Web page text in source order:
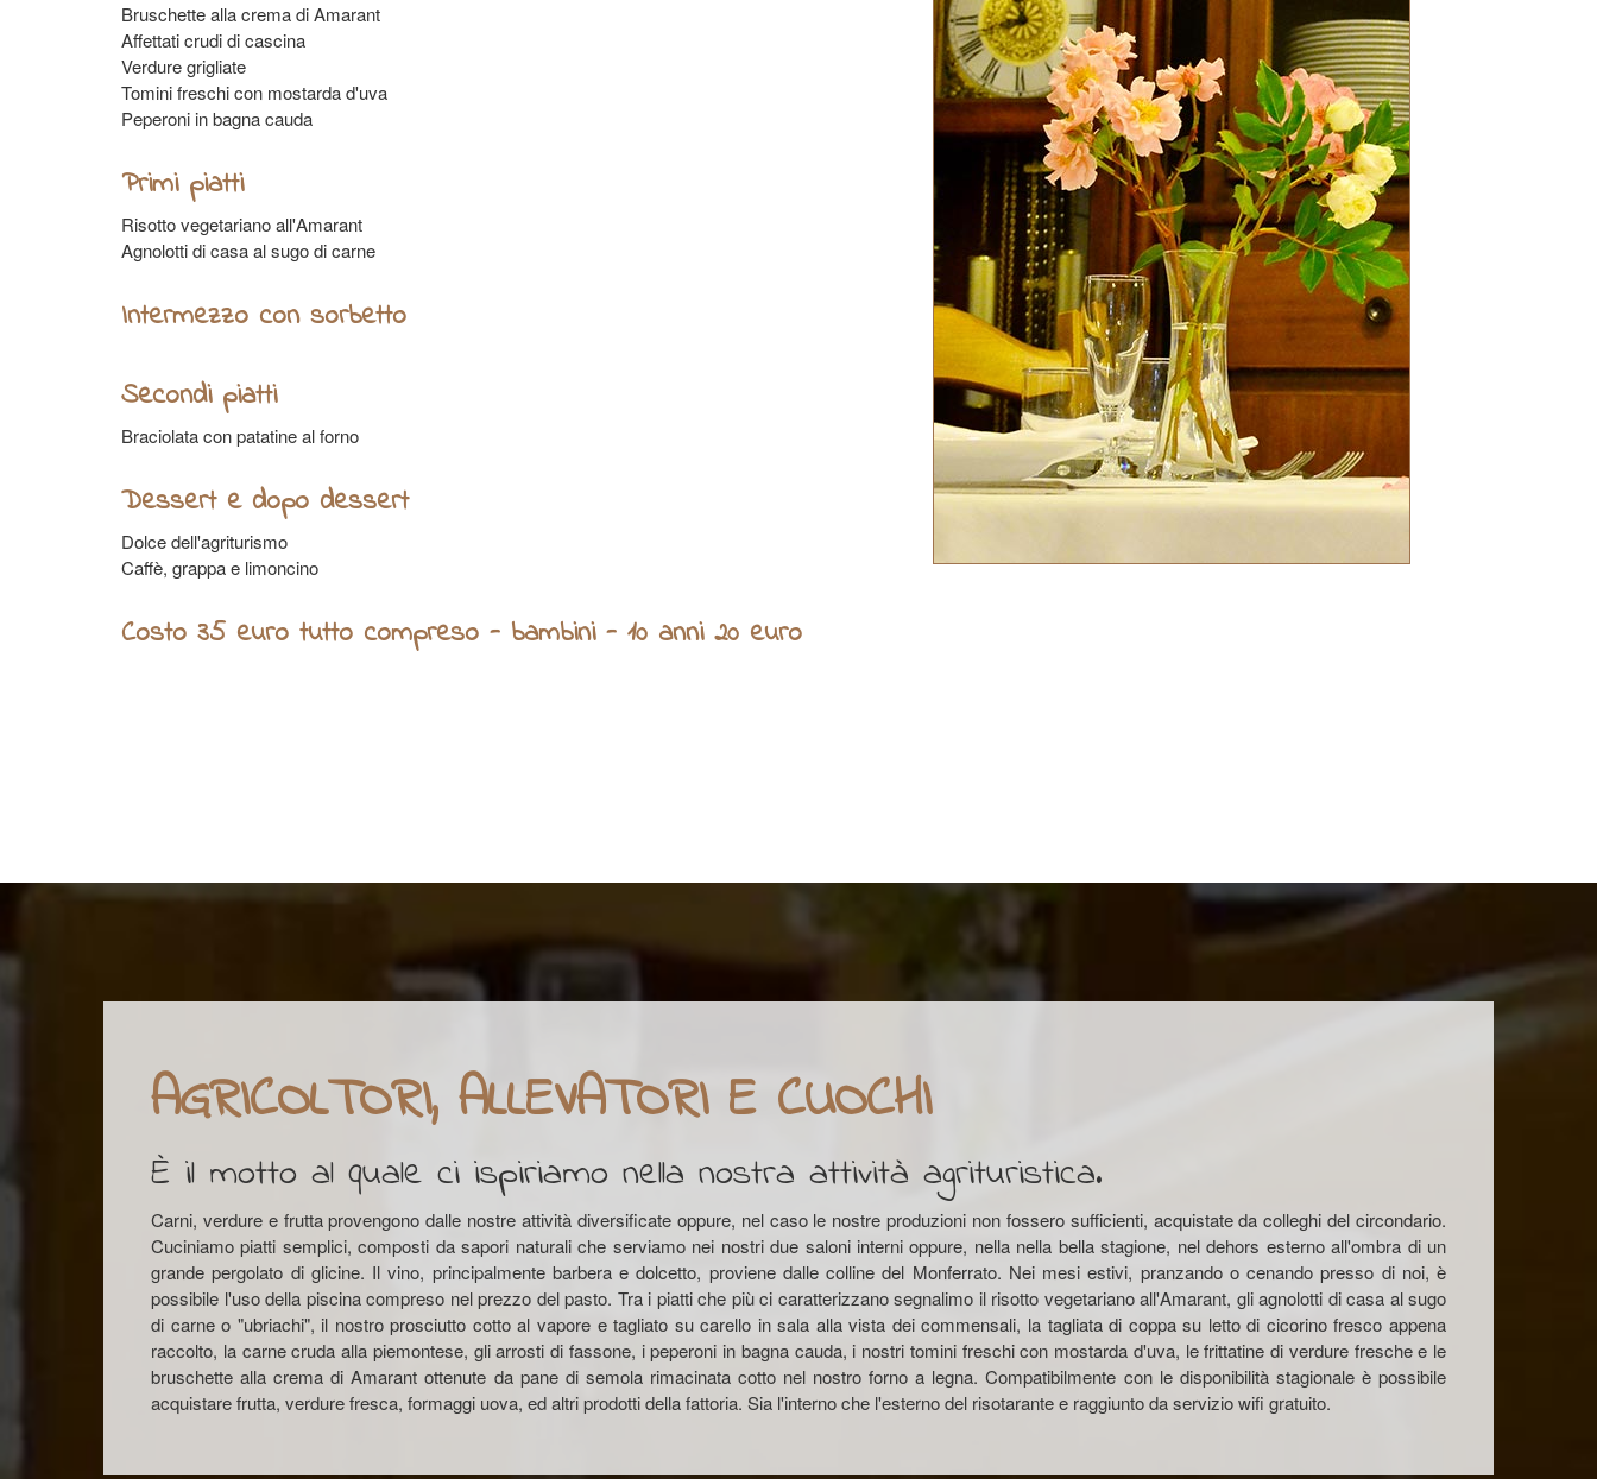
Bruschette alla crema di Amarant
Affettati crudi di cascina
Verdure grigliate
Tomini freschi con mostarda d'uva
Peperoni in bagna cauda
Primi piatti
Risotto vegetariano all'Amarant
Agnolotti di casa al sugo di carne
Intermezzo con sorbetto
Secondi piatti
Braciolata con patatine al forno
Dessert e dopo dessert
Dolce dell'agriturismo
Caffè, grappa e limoncino
Costo 35 euro tutto compreso - bambini - 10 anni 20 euro
AGRICOLTORI, ALLEVATORI E CUOCHI
È il motto al quale ci ispiriamo nella nostra attività agrituristica.
Carni, verdure e frutta provengono dalle nostre attività diversificate oppure, nel caso le nostre produzioni non fossero sufficienti, acquistate da colleghi del circondario.
Cuciniamo piatti semplici, composti da sapori naturali che serviamo nei nostri due saloni interni oppure, nella nella bella stagione, nel dehors esterno all'ombra di un
grande pergolato di glicine. Il vino, principalmente barbera e dolcetto, proviene dalle colline del Monferrato. Nei mesi estivi, pranzando o cenando presso di noi, è
possibile l'uso della piscina compreso nel prezzo del pasto. Tra i piatti che più ci caratterizzano segnalimo il risotto vegetariano all'Amarant, gli agnolotti di casa al sugo
di carne o "ubriachi", il nostro prosciutto cotto al vapore e tagliato su carello in sala alla vista dei commensali, la tagliata di coppa su letto di cicorino fresco appena
raccolto, la carne cruda alla piemontese, gli arrosti di fassone, i peperoni in bagna cauda, i nostri tomini freschi con mostarda d'uva, le frittatine di verdure fresche e le
bruschette alla crema di Amarant ottenute da pane di semola rimacinata cotto nel nostro forno a legna. Compatibilmente con le disponibilità stagionale è possibile
acquistare frutta, verdure fresca, formaggi uova, ed altri prodotti della fattoria. Sia l'interno che l'esterno del risotarante e raggiunto da servizio wifi gratuito.